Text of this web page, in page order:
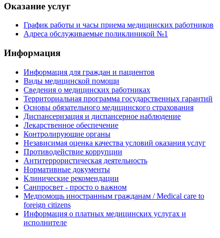
Оказание услуг
График работы и часы приема медицинских работников
Адреса обслуживаемые поликлиникой №1
Информация
Информация для граждан и пациентов
Виды медицинской помощи
Сведения о медицинских работниках
Территориальная программа государственных гарантий
Основы обязательного медицинского страхования
Диспансеризация и диспансерное наблюдение
Лекарственное обеспечение
Контролирующие органы
Независимая оценка качества условий оказания услуг
Противодействие коррупции
Антитеррористическая деятельность
Нормативные документы
Клинические рекомендации
Санпросвет - просто о важном
Медпомощь иностранным гражданам / Medical care to
foreign citizens
Информация о платных медицинских услугах и
исполнителе